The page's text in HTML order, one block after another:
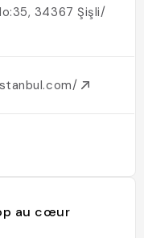
34367 Şişli/
au cœur